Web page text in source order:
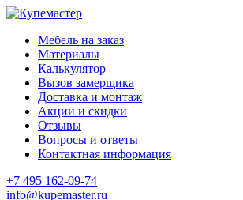
Мебель на заказ
Материалы
Калькулятор
Вызов замерщика
Доставка и монтаж
Акции и скидки
Отзывы
Вопросы и ответы
Контактная информация
+7 495 162-09-74
info@kupemaster.ru